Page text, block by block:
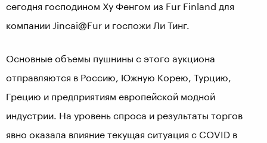
сегодня господином Ху Фенгом из Fur Finland для
компании Jincai@Fur и госпожи Ли Тинг.
Основные объемы пушнины с этого аукциона
отправляются в Россию, Южную Корею, Турцию,
Грецию и предприятиям европейской модной
индустрии. На уровень спроса и результаты торгов
явно оказала влияние текущая ситуация с COVID в